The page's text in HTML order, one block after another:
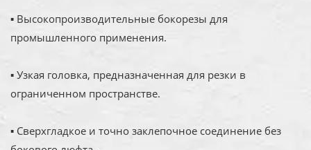
▪ Высокопроизводительные бокорезы для
промышленного применения.
▪ Узкая головка, предназначенная для резки в
ограниченном пространстве.
▪ Сверхгладкое и точно заклепочное соединение без